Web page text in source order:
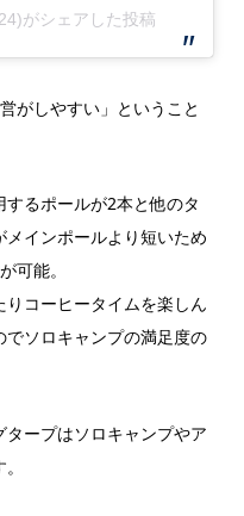
がシェアした投稿
がしやすい」ということ
るポールが2本と他のタ
インポールより短いため
可能。
コーヒータイムを楽しん
ソロキャンプの満足度の
ープはソロキャンプやア